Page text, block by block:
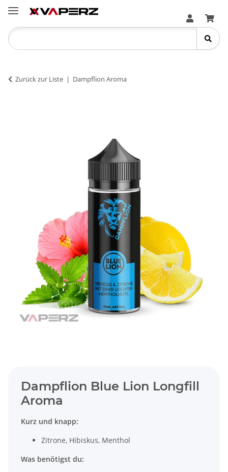
Zurück zur Liste Dampflion Aroma
Dampflion Blue Lion Longfill
Aroma
Kurz und knapp:
Zitrone, Hibiskus, Menthol
Was benötigst du: